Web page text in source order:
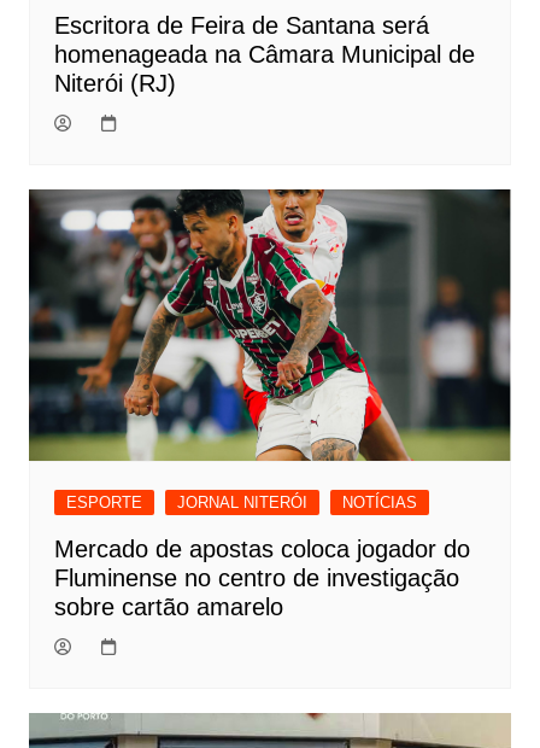
Escritora de Feira de Santana será
homenageada na Câmara Municipal de
Niterói (RJ)
ESPORTE JORNAL NITERÓI NOTÍCIAS
Mercado de apostas coloca jogador do
Fluminense no centro de investigação
sobre cartão amarelo